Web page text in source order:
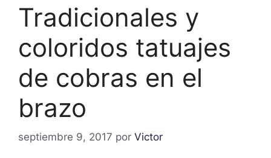
Tradicionales y
coloridos tatuajes
de cobras en el
brazo
septiembre 9, 2017 por Victor